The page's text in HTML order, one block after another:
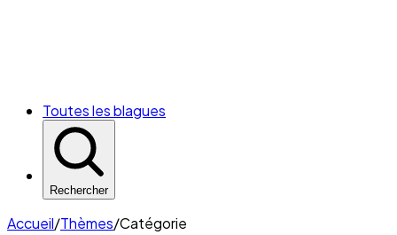
Toutes les blagues
Rechercher
Accueil/Thèmes/Catégorie